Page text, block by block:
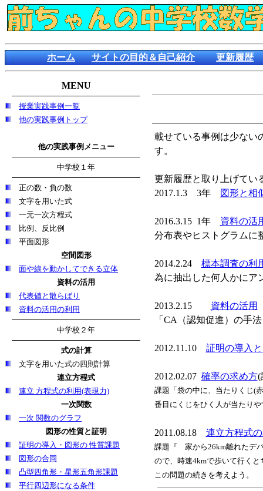
ホーム サイトの目的＆自己紹介 更新履歴
MENU
授業実践事例一覧
他の実践事例トップ
他の実践事例メニュー
中学校１年
正の数・負の数
文字を用いた式
一元一次方程式
比例、反比例
平面図形
空間図形
面や線を動かしてできる立体
資料の活用
代表値と散らばり
資料の活用の利用
中学校２年
式の計算
文字を用いた式の四則計算
連立方程式
連立 方程式の利用(表現力)
一次関数
一次 関数のグラフ
図形の性質と証明
証明の導入・図形の 性質課題
図形の合同
凸型四角形・星形五角形課題
平行四辺形になる条件
載せている事例は少ない
す。
更新履歴と取り上げてい
2017.1.3 3年
図形と相
2016.3.15 1年 資料の活
分布表やヒストグラム
2014.2.24 標本調査の利
為に抽出した何人かにア
2013.2.15 資料の活用
「CA（認知促進）の手
2012.11.10 証明の導入
2012.02.07 確率の求め方(
課題「袋の中に、当たりくじ(
番目にくじをひく人が当たり
2011.08.18 連立方程式
課題『 家から26km離れたデ
ので、時速4kmで歩いて行くと
この問題の続きを考えよう。